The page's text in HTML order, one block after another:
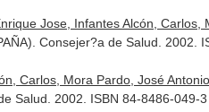
Jose, Infantes Alcón, Carlos,
Consejer?a de Salud. 2002.
Carlos, Mora Pardo, José
Salud. 2002. ISBN 84-8486-049-3